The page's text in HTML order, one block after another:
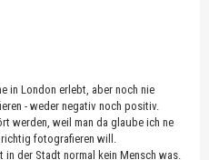
in London erlebt, aber noch nie
- weder negativ noch positiv.
werden, weil man da glaube ich ne
richtig fotografieren will.
der Stadt normal kein Mensch was.